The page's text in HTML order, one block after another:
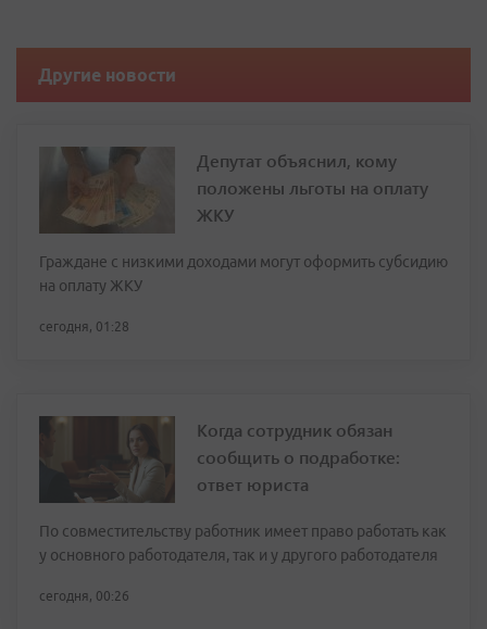
Другие новости
Депутат объяснил, кому
положены льготы на оплату
ЖКУ
Граждане с низкими доходами могут оформить субсидию
на оплату ЖКУ
сегодня, 01:28
Когда сотрудник обязан
сообщить о подработке:
ответ юриста
По совместительству работник имеет право работать как
у основного работодателя, так и у другого работодателя
сегодня, 00:26